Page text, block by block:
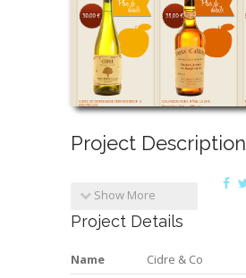
Project Description
Show More
Project Details
Name
Cidre & Co